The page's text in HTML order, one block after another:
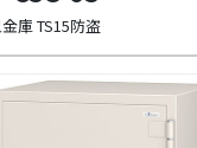
庫 TS15防盗